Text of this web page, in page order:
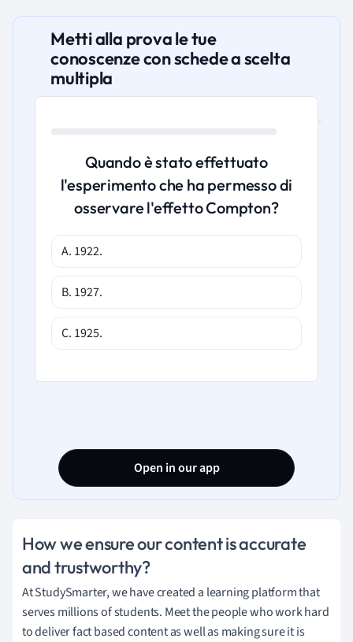
Metti alla prova le tue
conoscenze con schede a scelta
multipla
Quando è stato effettuato
l'esperimento che ha permesso di
osservare l'effetto Compton?
A. 1922.
B. 1927.
C. 1925.
Open in our app
How we ensure our content is accurate
and trustworthy?
At StudySmarter, we have created a learning platform that
serves millions of students. Meet the people who work hard
to deliver fact based content as well as making sure it is